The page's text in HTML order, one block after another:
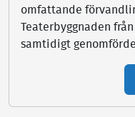
omfattande
Teaterbyggnaden
samtidigt